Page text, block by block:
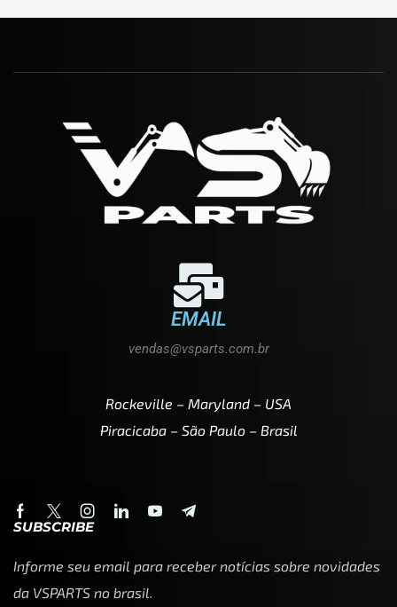
EMAIL
vendas@vsparts.com.br
Rockeville – Maryland – USA
Piracicaba – São Paulo – Brasil
SUBSCRIBE
Informe seu email para receber notícias sobre novidades
da VSPARTS no brasil.